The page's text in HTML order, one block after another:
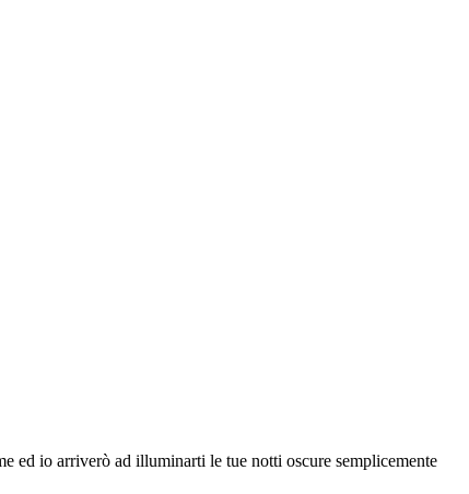
ed io arriverò ad illuminarti le tue notti oscure semplicemente